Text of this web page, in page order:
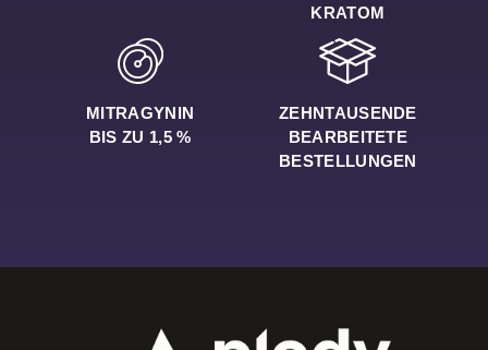
KRATOM
MITRAGYNIN
BIS ZU 1,5 %
ZEHNTAUSENDE
BEARBEITETE
BESTELLUNGEN